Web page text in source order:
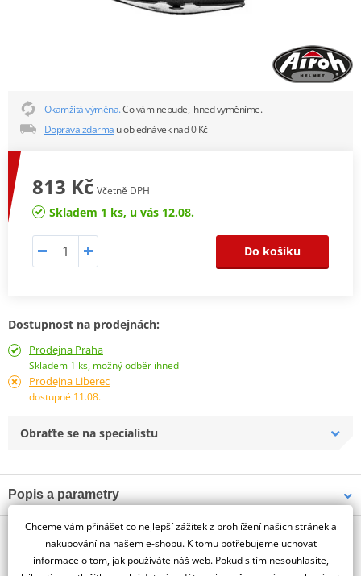
Okamžitá výměna.Co vám nebude, ihned vyměníme.
Doprava zdarma u objednávek nad 0 Kč
813 Kč Včetně DPH
Skladem 1 ks, u vás 12.08.
Do košíku
Dostupnost na prodejnách:
Prodejna Praha
Skladem 1 ks, možný odběr ihned
Prodejna Liberec
dostupné 11.08.
Obraťte se na specialistu
Popis a parametry
Jsme autorizovaný
dealer značky AIROH
Náhradní výstelka AIROH
O výrobci
Chceme vám přinášet co nejlepší zážitek z prohlížení našich stránek a
nakupování na našem e-shopu. K tomu potřebujeme uchovat
informace o tom, jak používáte náš web. Pokud s tím nesouhlasíte,